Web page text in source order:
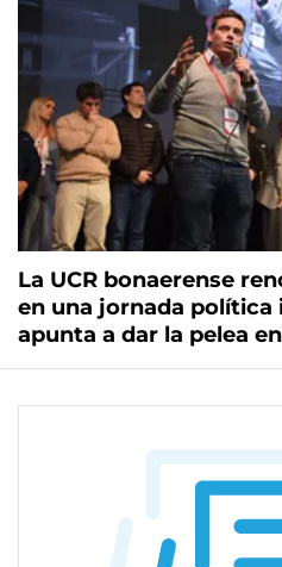
La UCR bonaerense
en una jornada política
apunta a dar la pelea